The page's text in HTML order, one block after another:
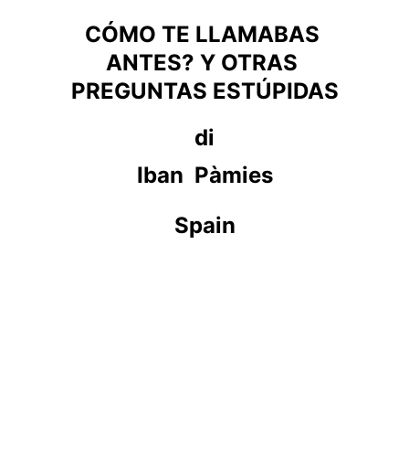
CÓMO TE LLAMABAS
ANTES? Y OTRAS
PREGUNTAS ESTÚPIDAS
di
Iban  Pàmies
Spain